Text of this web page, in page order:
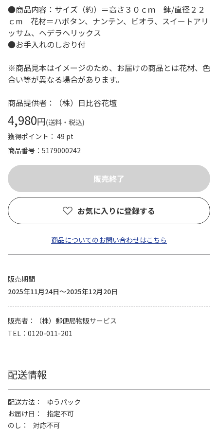
●商品内容：サイズ（約）＝高さ３０ｃｍ 鉢/直径２２
ｃm 花材＝ハボタン、ナンテン、ビオラ、スイートアリ
ッサム、ヘデラヘリックス
●お手入れのしおり付
※商品見本はイメージのため、お届けの商品とは花材、色
合い等が異なる場合があります。
商品提供者：（株）日比谷花壇
4,980円(送料・税込)
獲得ポイント： 49 pt
商品番号
5179000242
お気に入りに登録する
商品についてのお問い合わせはこちら
販売期間
2025年11月24日～2025年12月20日
販売者
（株）郵便局物販サービス
TEL
0120-011-201
配送情報
配送方法
ゆうパック
お届け日
指定不可
のし
対応不可